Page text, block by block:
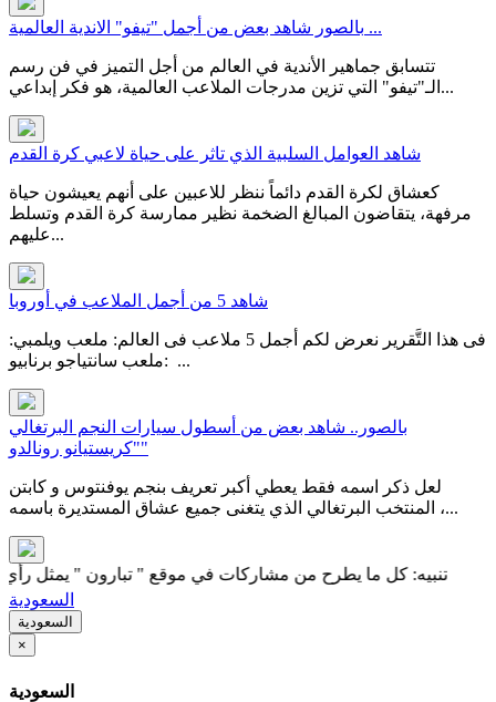
بالصور شاهد بعض من أجمل "تيفو" الاندية العالمية ...
تتسابق جماهير الأندية في العالم من أجل التميز في فن رسم
الـ"تيفو" التي تزين مدرجات الملاعب العالمية، هو فكر إبداعي...
شاهد العوامل السلبية الذي تاثر على حياة لاعبي كرة القدم
كعشاق لكرة القدم دائماً ننظر للاعبين على أنهم يعيشون حياة
مرفهة، يتقاضون المبالغ الضخمة نظير ممارسة كرة القدم وتسلط
عليهم...
شاهد 5 من أجمل الملاعب في أوروبا
فى هذا التَّقرير نعرض لكم أجمل 5 ملاعب فى العالم: ملعب ويلمبي:
ملعب سانتياجو برنابيو: ...
بالصور.. شاهد بعض من أسطول سيارات النجم البرتغالي
"كريستيانو رونالدو"
لعل ذكر اسمه فقط يعطي أكبر تعريف بنجم يوفنتوس و كابتن
المنتخب البرتغالي الذي يتغنى جميع عشاق المستديرة باسمه ،...
كل ما يطرح من مشاركات في موقع " تبارون " يمثل رأي كاتبه
السعودية
السعودية
×
السعودية